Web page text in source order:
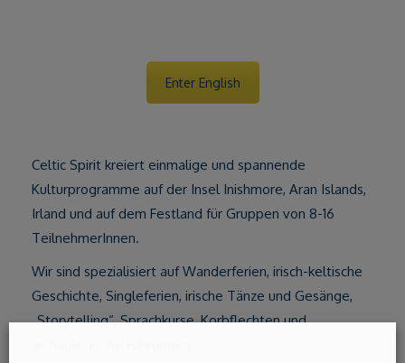
Enter English
Celtic Spirit kreiert einmalige und spannende
Kulturprogramme auf der Insel Inishmore, Aran Islands,
Irland und auf dem Festland für Gruppen von 8-16
TeilnehmerInnen.
Wir sind spezialisiert auf Wanderferien, irisch-keltische
Geschichte, Singleferien, irische Tänze und Gesänge,
„Storytelling“, Sprachkurse, Korbflechten und